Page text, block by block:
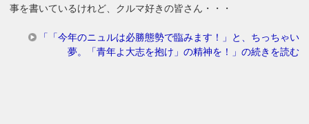
事を書いているけれど、クルマ好きの皆さん・・・
「「今年のニュルは必勝態勢で臨みます！」と、ちっちゃい
夢。「青年よ大志を抱け」の精神を！」の続きを読む